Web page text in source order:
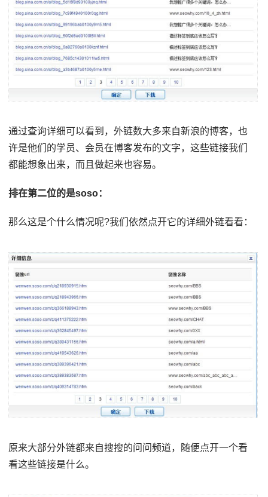
通过查询详细可以看到，外链数大多来自新浪的博客，也
许是他们的学员、会员在博客发布的文字，这些链接我们
都能想象出来，而且做起来也容易。
排在第二位的是soso：
那么这是个什么情况呢?我们依然点开它的详细外链看看：
原来大部分外链都来自搜搜的问问频道，随便点开一个看
看这些链接是什么。